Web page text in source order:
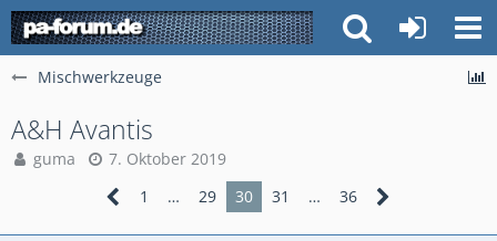
Mischwerkzeuge
A&H Avantis
guma
7. Oktober 2019
1
… 29 30 31 … 36